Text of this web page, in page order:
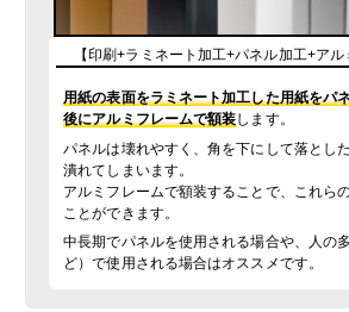
【印刷+ラミネート加工+パネル加工+アル
用紙の表面をラミネート加工した用紙をパ
後にアルミフレームで額装します。
パネルは壊れやすく、角を下にして落とし
潰れてしまいます。
アルミフレームで額装することで、これら
ことができます。
中長期でパネルを使用される場合や、人の
ど）で使用される場合はオススメです。